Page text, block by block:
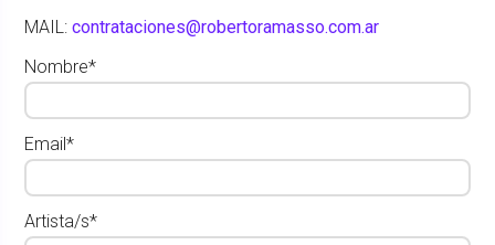
MAIL:contrataciones@robertoramasso.com.ar
Nombre*
Email*
Artista/s*